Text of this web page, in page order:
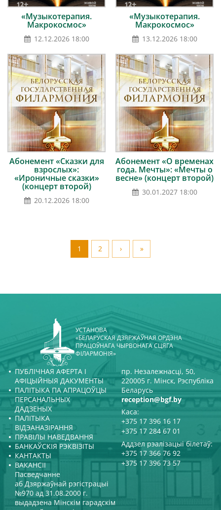
«Музыкотерапия.
Макрокосмос»
12.12.2026 18:00
«Музыкотерапия.
Макрокосмос»
13.12.2026 18:00
Абонемент «Сказки для
взрослых»:
«Ироничные сказки»
(концерт второй)
20.12.2026 18:00
Абонемент «О временах
года. Мечты»: «Мечты о
весне» (концерт второй)
30.01.2027 18:00
1 2 › »
УСТАНОВА
«БЕЛАРУСКАЯ ДЗЯРЖАЎНАЯ ОРДЭНА
ПРАЦОЎНАГА ЧЫРВОНАГА СЦЯГА
ФІЛАРМОНІЯ»
ПУБЛІЧНАЯ АФЕРТА І
АФІЦЫЙНЫЯ ДАКУМЕНТЫ
ПАЛІТЫКА ПА АПРАЦОЎЦЫ
ПЕРСАНАЛЬНЫХ
ДАДЗЕНЫХ
ПАЛІТЫКА
ВІДЭАНАЗІРАННЯ
ПРАВІЛЫ НАВЕДВАННЯ
БАНКАЎСКІЯ РЭКВІЗІТЫ
КАНТАКТЫ
ВАКАНСІІ
пр. Незалежнасці, 50,
220005 г. Мінск, Рэспубліка
Беларусь
reception@bgf.by
Каса:
+375 17 396 16 17
+375 17 284 67 01
Аддзел рэалізацыі білетаў:
+375 17 366 76 92
+375 17 396 73 57
Пасведчанне
аб Дзяржаўнай рэгістрацыі
№970 ад 31.08.2000 г.
выдадзена Мінскім гарадскім